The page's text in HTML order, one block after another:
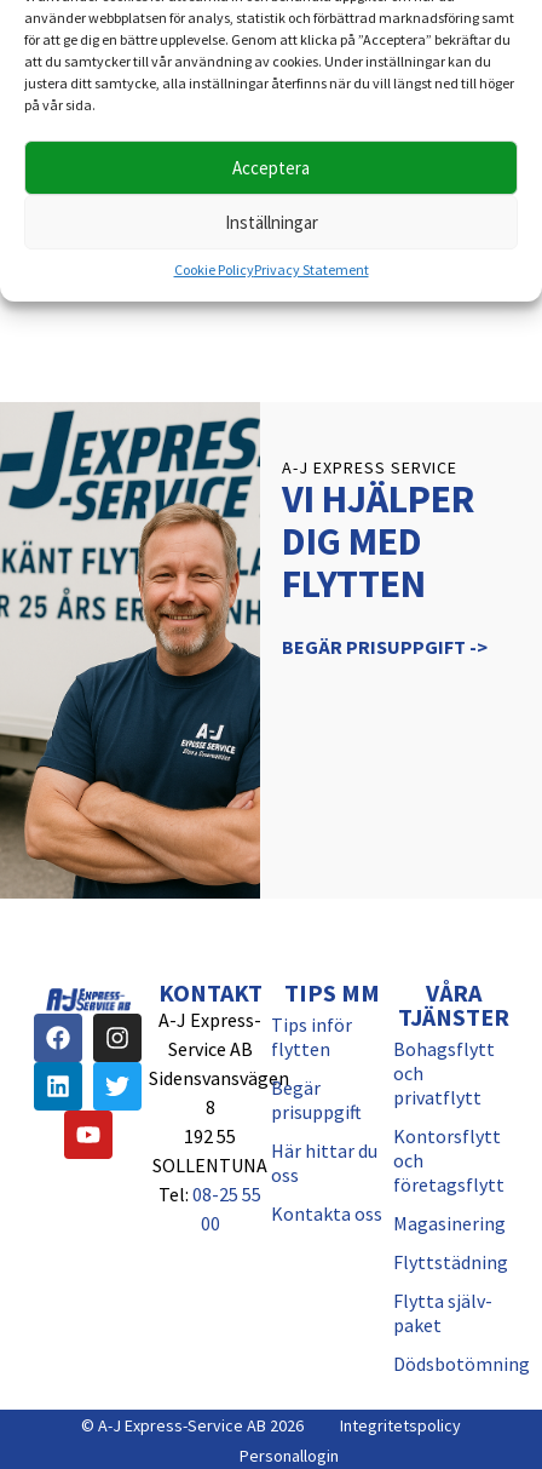
använder webbplatsen för analys, statistik och förbättrad marknadsföring samt
för att ge dig en bättre upplevelse. Genom att klicka på ”Acceptera” bekräftar du
att du samtycker till vår användning av cookies. Under inställningar kan du
justera ditt samtycke, alla inställningar återfinns när du vill längst ned till höger
på vår sida.
Acceptera
Inställningar
Cookie PolicyPrivacy Statement
Magnus – vår transportledare som får flytten att fungera
Öppettider Midsommar
A-J Express-Service sänker priserna på utvalda flyttar 14–15
maj
Vårstädning med A-J Express-Service – smart återbruk och
Vanliga frågor om flyttfirma – därför väljer kunder A-J
Express-Service i Stockholm, Uppsala, Västerås och fler
A-J EXPRESS SERVICE
VI HJÄLPER
DIG MED
FLYTTEN
BEGÄR PRISUPPGIFT ->
KONTAKT
A-J Express-
Service AB
Sidensvansvägen
8
192 55
SOLLENTUNA
Tel:08-25 55
00
TIPS MM
Tips inför
flytten
Begär
prisuppgift
Här hittar du
oss
Kontakta oss
VÅRA
TJÄNSTER
Bohagsflytt
och
privatflytt
Kontorsflytt
och
företagsflytt
Magasinering
Flyttstädning
Flytta själv-
paket
Dödsbotömning
© A-J Express-Service AB 2026
Integritetspolicy
Personallogin